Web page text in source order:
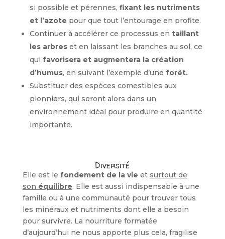
si possible et pérennes, fixant les nutriments
et l’azote pour que tout l’entourage en profite.
Continuer à accélérer ce processus en taillant
les arbreset en laissant les branches au sol, ce
qui favorisera et augmentera la création
d’humus, en suivant l’exemple d’une forêt.
Substituer des espèces comestibles aux
pionniers, qui seront alors dans un
environnement idéal pour produire en quantité
importante.
Diversité
Elle est le fondement de la vie et surtout de
son équilibre. Elle est aussi indispensable à une
famille ou à une communauté pour trouver tous
les minéraux et nutriments dont elle a besoin
pour survivre. La nourriture formatée
d’aujourd’hui ne nous apporte plus cela, fragilise